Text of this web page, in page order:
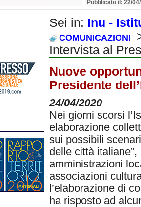
Pubblicato il: 22/
Sei in: Inu -
COMUNICAZIONI
Intervista al
Nuove
Presidente
24/04/2020
Nei giorni scorsi
elaborazione
sui possibili
delle città italiane”,
amministrazioni
associazioni
l’elaborazione di
ha risposto ad